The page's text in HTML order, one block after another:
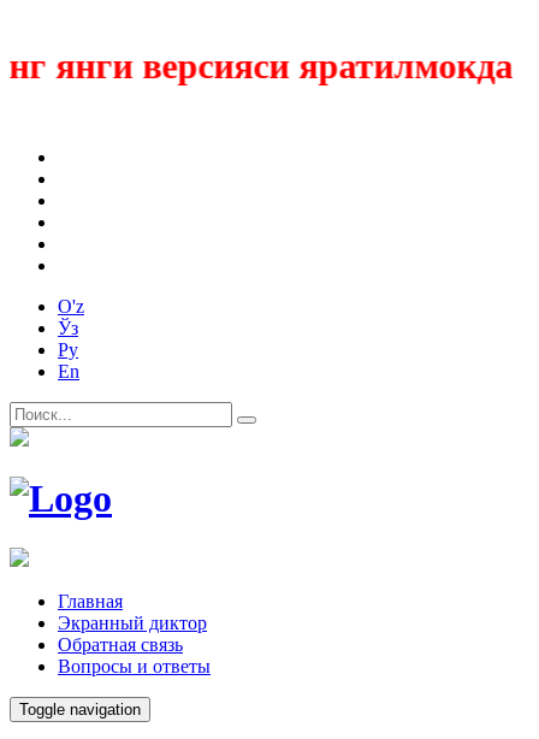
версияси яратилмокда
O'z
Ўз
Ру
En
Главная
Экранный диктор
Обратная связь
Вопросы и ответы
Toggle navigation